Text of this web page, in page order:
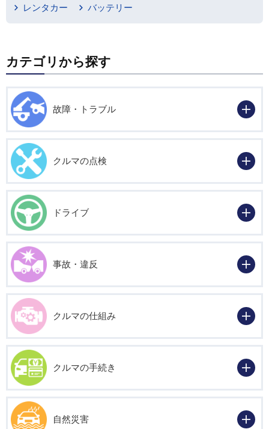
レンタカー
バッテリー
カテゴリから探す
故障・トラブル
クルマの点検
ドライブ
事故・違反
クルマの仕組み
クルマの手続き
自然災害